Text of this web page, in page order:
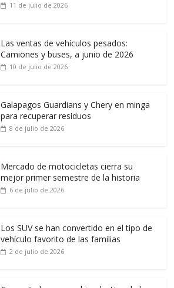
11 de julio de 2026
Las ventas de vehículos pesados:
Camiones y buses, a junio de 2026
10 de julio de 2026
Galapagos Guardians y Chery en minga
para recuperar residuos
8 de julio de 2026
Mercado de motocicletas cierra su
mejor primer semestre de la historia
6 de julio de 2026
Los SUV se han convertido en el tipo de
vehículo favorito de las familias
2 de julio de 2026